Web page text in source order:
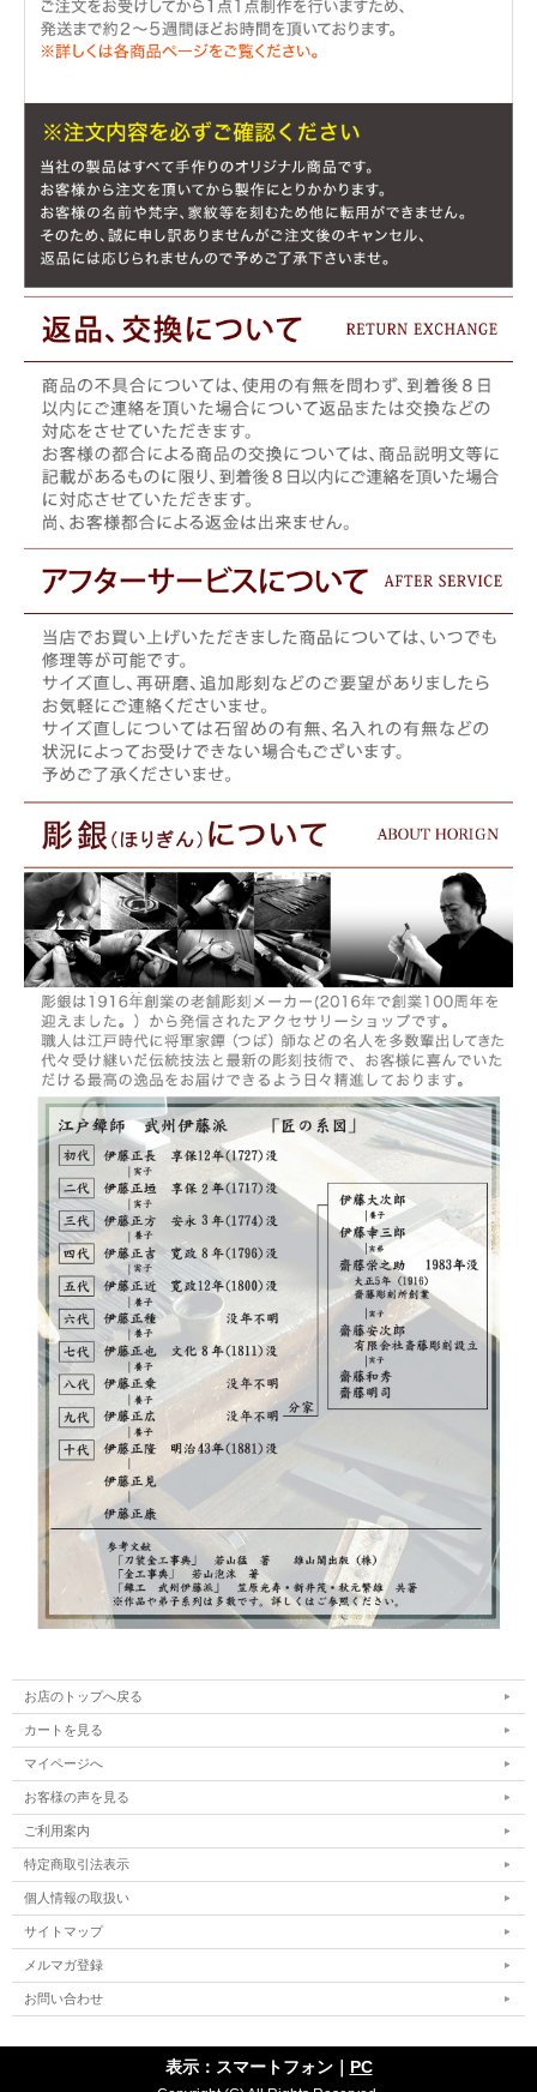
お店のトップへ戻る
カートを見る
マイページへ
お客様の声を見る
ご利用案内
特定商取引法表示
個人情報の取扱い
サイトマップ
メルマガ登録
お問い合わせ
表示：スマートフォン｜ PC